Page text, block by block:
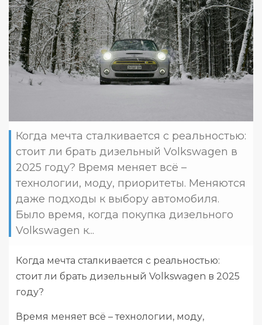
Когда мечта сталкивается с реальностью:
стоит ли брать дизельный Volkswagen в
2025 году? Время меняет всё –
технологии, моду, приоритеты. Меняются
даже подходы к выбору автомобиля.
Было время, когда покупка дизельного
Volkswagen к...
Когда мечта сталкивается с реальностью:
стоит ли брать дизельный Volkswagen в 2025
году?
Время меняет всё – технологии, моду,